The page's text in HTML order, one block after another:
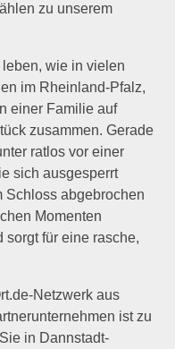
zu unserem
leben, wie in vielen
im Rheinland-Pfalz,
einer Familie auf
zusammen. Gerade
ratlos vor einer
sich ausgesperrt
Schloss abgebrochen
Momenten
sorgt für eine rasche,
Netzwerk aus
ist zu
in Dannstadt-